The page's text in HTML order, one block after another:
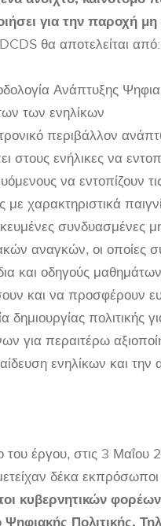
για την παροχή μη
θα αποτελείται από:
Ανάπτυξης
των ενηλίκων
περιβάλλον
στους ενήλικες να
να εντοπίζουν
με χαρακτηριστικά
συνδυασμένες
αναγκών, οι οποίες
και οδηγούς
και να προσφέρουν
δημιουργίας πολιτικής
για περαιτέρω
ενηλίκων και την
του έργου, στις 3
δέκα
κυβερνητικών
Πολιτικής,